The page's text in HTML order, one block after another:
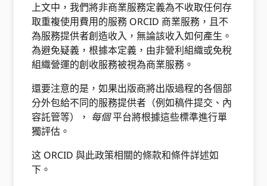
上文中，我們將非商業服務定義為不收取任何存
取重複使用費用的服務 ORCID 商業服務，且不
為服務提供者創造收入，無論該收入如何產生。
為避免疑義，根據本定義，由非營利組織或免稅
組織營運的創收服務被視為商業服務。
還要注意的是，如果出版商將出版過程的各個部
分外包給不同的服務提供者（例如稿件提交、內
容託管等）， 每個平台將根據這些標準進行單
獨評估。
这 ORCID 與此政策相關的條款和條件詳述如
下。